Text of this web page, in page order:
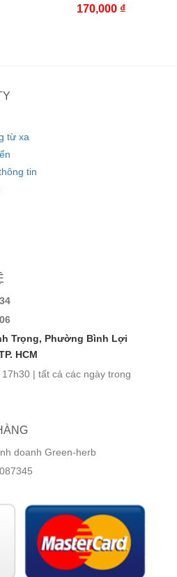
170,000 ₫
từ xa
tin
Trọng, Phường Bình Lợi
HCM
| tất cả các ngày trong
doanh Green-herb